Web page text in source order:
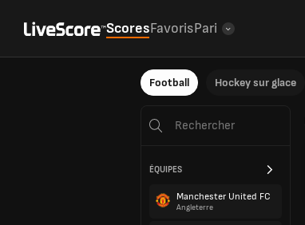
ScoresFavorisPari
Football Hockey sur glace
ÉQUIPES
Manchester United FC
Angleterre